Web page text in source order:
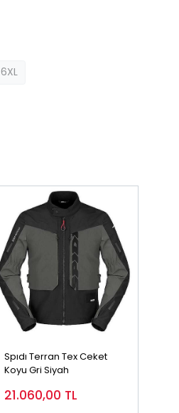
6XL
Spıdı Terran Tex Ceket
Koyu Gri Siyah
21.060,00 TL